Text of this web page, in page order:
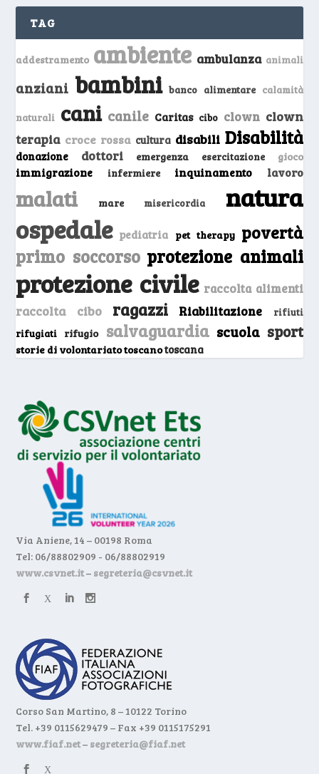
TAG
addestramento ambiente ambulanza animali
anziani bambini banco alimentare calamità
naturali cani canile Caritas cibo clown clown
terapia croce rossa cultura disabili Disabilità
donazione dottori emergenza esercitazione gioco
immigrazione infermiere inquinamento lavoro
malati mare misericordia natura
ospedale pediatria pet therapy povertà
primo soccorso protezione animali
protezione civile raccolta alimenti
raccolta cibo ragazzi Riabilitazione
rifiuti
rifugiati
rifugio salvaguardia scuola sport
storie di volontariato toscanotoscana
Via Aniene, 14 – 00198 Roma
Tel: 06/88802909 - 06/88802919
www.csvnet.it– segreteria@csvnet.it
Corso San Martino, 8 – 10122 Torino
Tel. +39 0115629479 – Fax +39 0115175291
www.fiaf.net– segreteria@fiaf.net